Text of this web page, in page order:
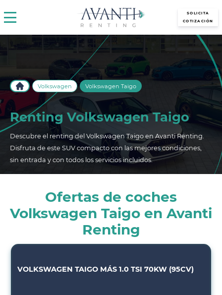
SOLICITA
COTIZACIÓN
Volkswagen Volkswagen Taigo
Renting Volkswagen Taigo
Descubre el renting del Volkswagen Taigo en Avanti Renting.
Disfruta de este SUV compacto con las mejores condiciones,
sin entrada y con todos los servicios incluidos.
Ofertas de coches
Volkswagen Taigo en Avanti
Renting
VOLKSWAGEN TAIGO MÁS 1.0 TSI 70KW (95CV)